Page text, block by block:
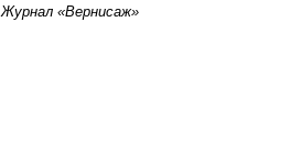
Журнал «Вернисаж»